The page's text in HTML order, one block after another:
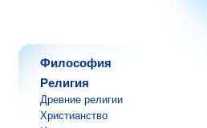
Философия
Религия
Древние религии
Христианство